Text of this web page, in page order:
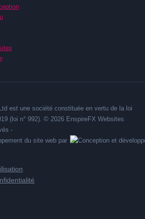
est une société constituée en vertu de la loi
(loi n° 992). © 2026 EnspireFX Websites
-
du site web par